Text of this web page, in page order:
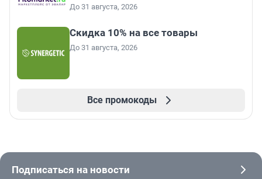
До 31 августа, 2026
Скидка 10% на все товары
До 31 августа, 2026
Все промокоды
Подписаться на новости